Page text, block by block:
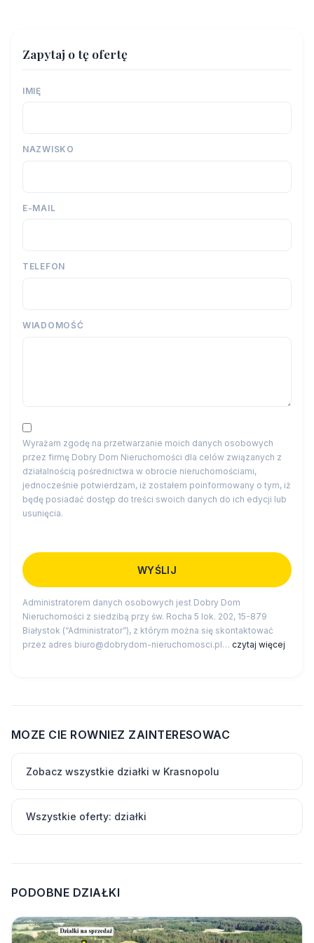
Zapytaj o tę ofertę
IMIĘ
NAZWISKO
E-MAIL
TELEFON
WIADOMOŚĆ
Wyrażam zgodę na przetwarzanie moich danych osobowych
przez firmę Dobry Dom Nieruchomości dla celów związanych z
działalnością pośrednictwa w obrocie nieruchomościami,
jednocześnie potwierdzam, iż zostałem poinformowany o tym, iż
będę posiadać dostęp do treści swoich danych do ich edycji lub
usunięcia.
Administratorem danych osobowych jest Dobry Dom
Nieruchomości z siedzibą przy św. Rocha 5 lok. 202, 15-879
Białystok (“Administrator”), z którym można się skontaktować
przez adres biuro@dobrydom-nieruchomosci.pl… czytaj więcej
MOZE CIE ROWNIEZ ZAINTERESOWAC
Zobacz wszystkie działki w Krasnopolu
Wszystkie oferty: działki
PODOBNE DZIAŁKI